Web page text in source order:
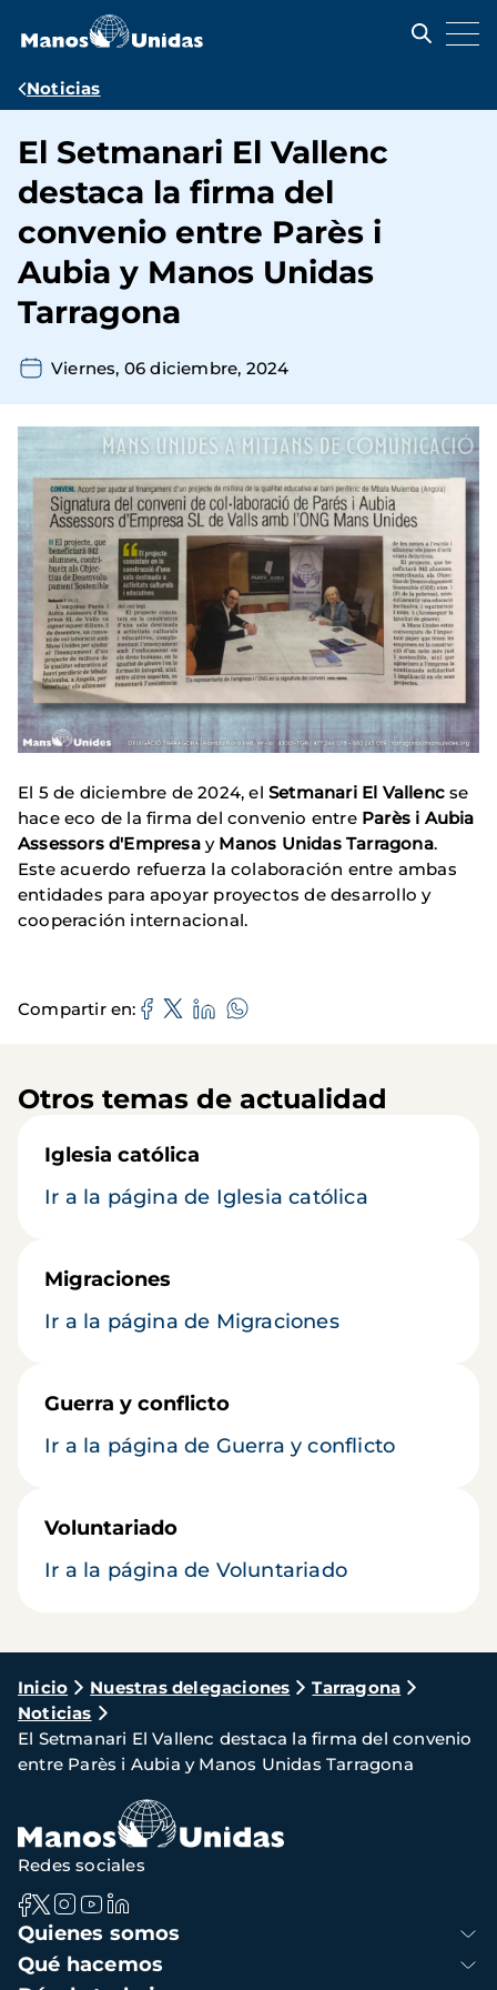
contenido
Ruta
navegación
Noticias
El Setmanari El Vallenc
destaca la firma del
convenio entre Parès i
Aubia y Manos Unidas
Tarragona
Viernes, 06 diciembre, 2024
El 5 de diciembre de 2024, el Setmanari El Vallenc se
hace eco de la firma del convenio entre Parès i Aubia
Assessors d'Empresay Manos Unidas Tarragona.
Este acuerdo refuerza la colaboración entre ambas
entidades para apoyar proyectos de desarrollo y
cooperación internacional.
Compartir en
Otros temas de actualidad
Iglesia católica
Ir a la página de Iglesia católica
Migraciones
Ir a la página de Migraciones
Guerra y conflicto
Ir a la página de Guerra y conflicto
Voluntariado
Ir a la página de Voluntariado
Ruta
de
navegación
Inicio Nuestras delegaciones
Tarragona
Noticias
El Setmanari El Vallenc destaca la firma del convenio
entre Parès i Aubia y Manos Unidas Tarragona
Navegación
principal
Quienes somos
Qué hacemos
Redes sociales